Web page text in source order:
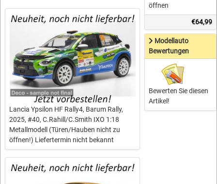
Lancia Ypsilon HF Rally4, Barum Rally,
2025, #40, C.Rahill/C.Smith IXO 1:18
Metallmodell (Türen/Hauben nicht zu
öffnen!) Liefertermin nicht bekannt
öffnen
€64,99
Modellauto
Bewertungen
Bewerten Sie diesen
Artikel!